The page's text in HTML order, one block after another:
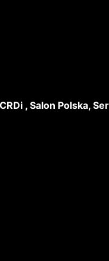
, Salon Polska,